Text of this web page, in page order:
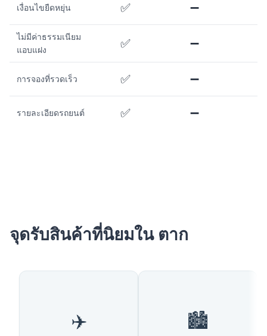
เงื่อนไขยืดหยุ่น ✅ ➖
ไม่มีค่าธรรมเนียม
แอบแฝง
✅ ➖
การจองที่รวดเร็ว ✅ ➖
รายละเอียดรถยนต์ ✅ ➖
จุดรับสินค้าที่นิยมใน ตาก
✈️ 🏙️